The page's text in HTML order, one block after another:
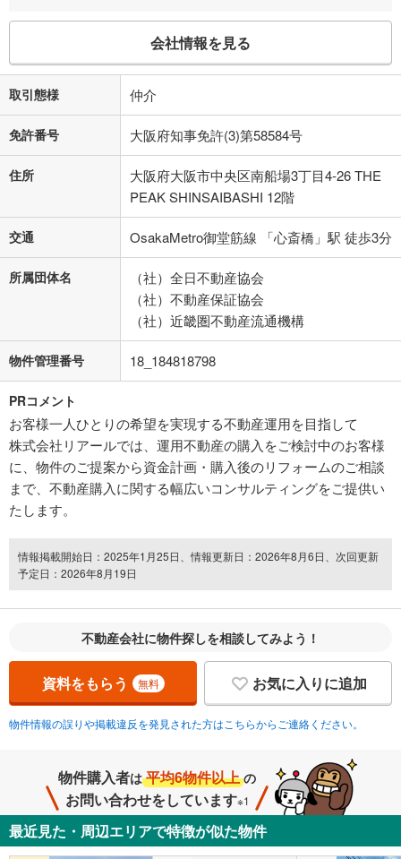
会社情報を見る
取引態様 仲介
免許番号 大阪府知事免許(3)第58584号
住所
大阪府大阪市中央区南船場3丁目4-26 THE
PEAK SHINSAIBASHI 12階
交通 OsakaMetro御堂筋線 「心斎橋」駅 徒歩3分
所属団体名
（社）全日不動産協会
（社）不動産保証協会
（社）近畿圏不動産流通機構
物件管理番号 18_184818798
PRコメント
お客様一人ひとりの希望を実現する不動産運用を目指して
株式会社リアールでは、運用不動産の購入をご検討中のお客様
に、物件のご提案から資金計画・購入後のリフォームのご相談
まで、不動産購入に関する幅広いコンサルティングをご提供い
たします。
情報掲載開始日：2025年1月25日、情報更新日：2026年8月6日、次回更新
予定日：2026年8月19日
不動産会社に物件探しを相談してみよう！
資料をもらう 無料 お気に入りに追加
物件情報の誤りや掲載違反を発見された方はこちらからご連絡ください。
物件購入者は 平均6物件以上 の
お問い合わせをしています※1
最近見た・周辺エリアで特徴が似た物件